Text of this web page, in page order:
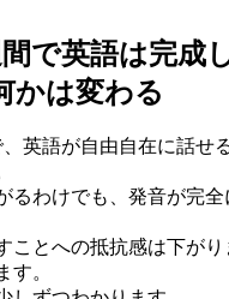
で英語は完成
かは変わる
英語が自由自在に話せ
るわけでも、発音が完
ことへの抵抗感は下がり
す。